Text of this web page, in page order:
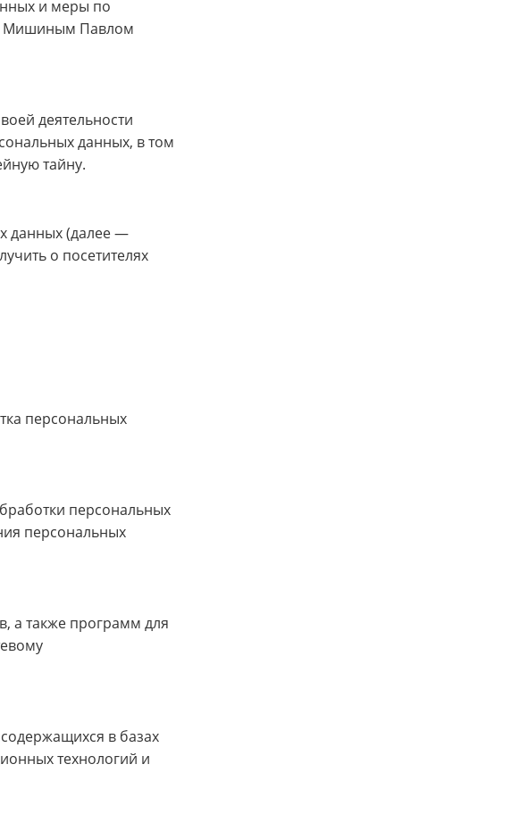
и меры по
Мишиным Павлом
деятельности
данных, в том
тайну.
данных (далее —
о посетителях
персональных
персональных
персональных
а также программ для
в базах
технологий и